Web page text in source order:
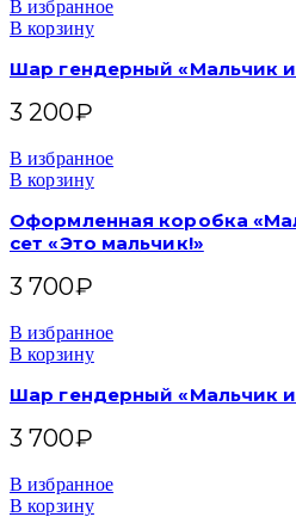
В избранное
В корзину
Шар гендерный «Мальчик
3 200₽
В избранное
В корзину
Оформленная коробка
сет «Это мальчик!»
3 700₽
В избранное
В корзину
Шар гендерный «Мальчик
3 700₽
В избранное
В корзину